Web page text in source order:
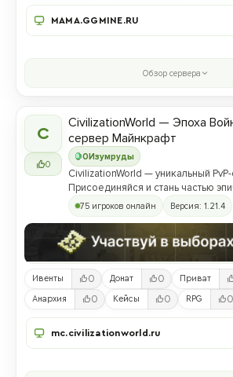
MAMA.GGMINE.RU
Обзор сервера
C
0
0Изумруды
CivilizationWorld — Эпоха
сервер Майнкрафт
CivilizationWorld — уникальный
Присоединяйся и стань частью
противостояния между Альвами и
75 игроков онлайн Версия: 1.21.4
Ивенты 0 Донат 0 Приват
Анархия 0 Кейсы 0 RPG 0
mc.civilizationworld.ru